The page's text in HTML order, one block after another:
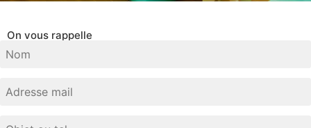
On vous rappelle